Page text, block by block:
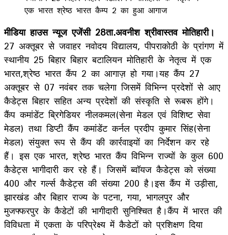
मीडिया हाउस न्यूज एजेंसी 28ता.अवनीश श्रीवास्तव मोतिहारी।
27 अक्तूबर से जवाहर नवोदय विद्यालय, पीपराकोठी के प्रांगण में
स्थानीय 25 बिहार बिहार बटालियन मोतिहारी के नेतृत्व में एक
भारत,श्रेष्ठ भारत कैंप 2 का आगाज़ हो गया।यह कैंप 27
अक्तूबर से 07 नवंबर तक चलेगा जिसमें विभिन्न प्रदेशों से आए
कैडेट्स बिहार सहित अन्य प्रदेशों की संस्कृति से रूबरू होंगे।
कैंप कमांडेंट ब्रिगेडियर नीलकमल(सेना मेडल एवं विशिष्ट सेवा
मेडल) तथा डिप्टी कैंप कमांडेंट कर्नल प्रदीप कुमार सिंह(सेना
मेडल) संयुक्त रूप से कैंप की कार्रवाइयों का निर्देशन कर रहे
हैं। इस एक भारत, श्रेष्ठ भारत कैंप विभिन्न राज्यों के कुल 600
कैडेट्स भागीदारी कर रहे हैं। जिसमें ब्वॉयज कैडेट्स को संख्या
400 और गर्ल्स कैडेट्स की संख्या 200 है।इस कैंप में उड़ीसा,
झारखंड और बिहार राज्य के पटना, गया, भागलपुर और
मुजफ्फरपुर के कैडेटों की भागीदारी सुनिश्चित है।कैंप में भारत की
विविधता में एकता के परिप्रेक्ष्य में कैडेटों को प्रशिक्षण दिया